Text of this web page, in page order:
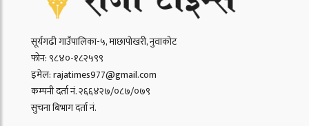
सूर्यगढी गाउँपालिका-५, माछापोखरी, नुवाकोट
फोन: ९८४०-१८२५९९
इमेल: rajatimes977@gmail.com
कम्पनी दर्ता नं. २६६४२७/०८७/०७९
सुचना बिभाग दर्ता नं.